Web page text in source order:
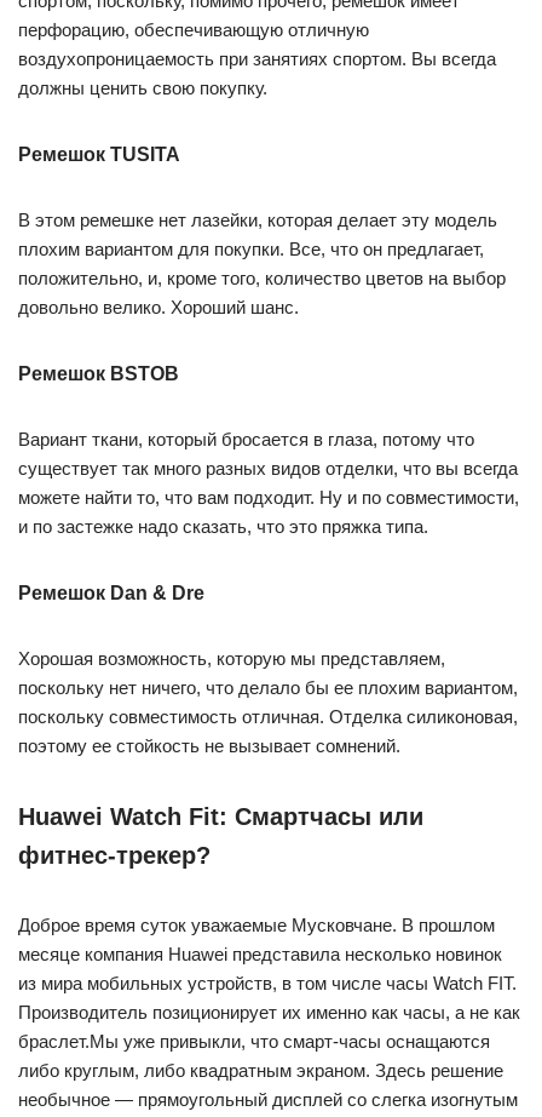
перфорацию, обеспечивающую отличную
воздухопроницаемость при занятиях спортом. Вы всегда
должны ценить свою покупку.
Ремешок TUSITA
В этом ремешке нет лазейки, которая делает эту модель
плохим вариантом для покупки. Все, что он предлагает,
положительно, и, кроме того, количество цветов на выбор
довольно велико. Хороший шанс.
Ремешок BSTOB
Вариант ткани, который бросается в глаза, потому что
существует так много разных видов отделки, что вы всегда
можете найти то, что вам подходит. Ну и по совместимости,
и по застежке надо сказать, что это пряжка типа.
Ремешок Dan & Dre
Хорошая возможность, которую мы представляем,
поскольку нет ничего, что делало бы ее плохим вариантом,
поскольку совместимость отличная. Отделка силиконовая,
поэтому ее стойкость не вызывает сомнений.
Huawei Watch Fit: Смартчасы или
фитнес-трекер?
Доброе время суток уважаемые Мусковчане. В прошлом
месяце компания Huawei представила несколько новинок
из мира мобильных устройств, в том числе часы Watch FIT.
Производитель позиционирует их именно как часы, а не как
браслет.Мы уже привыкли, что смарт-часы оснащаются
либо круглым, либо квадратным экраном. Здесь решение
необычное — прямоугольный дисплей со слегка изогнутым